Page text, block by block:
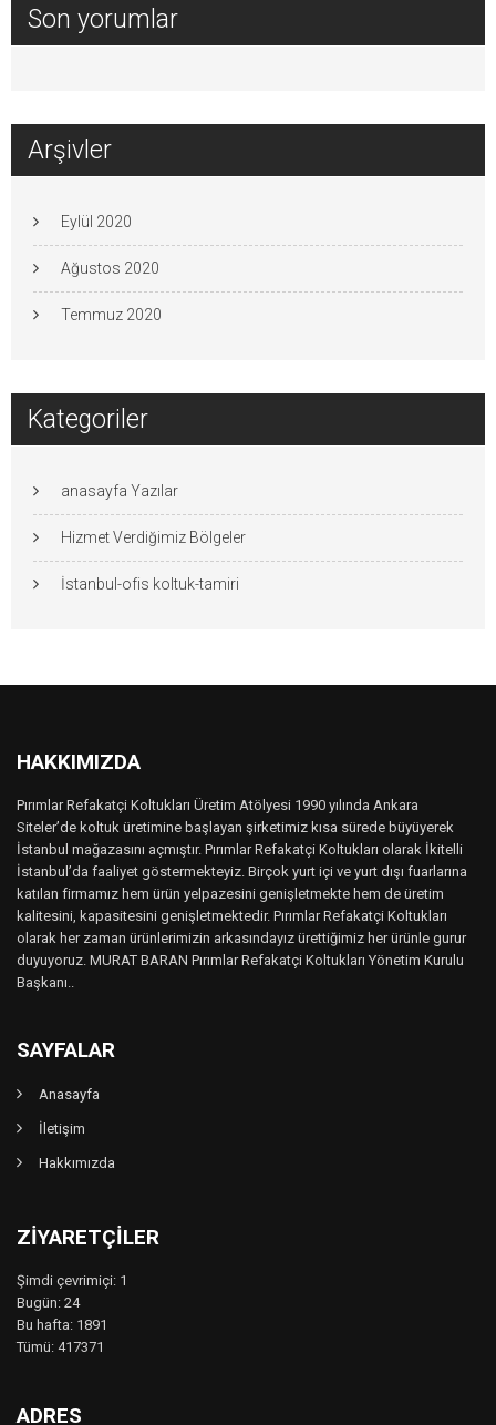
Son yorumlar
Arşivler
Eylül 2020
Ağustos 2020
Temmuz 2020
Kategoriler
anasayfa Yazılar
Hizmet Verdiğimiz Bölgeler
İstanbul-ofis koltuk-tamiri
HAKKIMIZDA
Pırımlar Refakatçi Koltukları Üretim Atölyesi 1990 yılında Ankara
Siteler’de koltuk üretimine başlayan şirketimiz kısa sürede büyüyerek
İstanbul mağazasını açmıştır. Pırımlar Refakatçi Koltukları olarak İkitelli
İstanbul’da faaliyet göstermekteyiz. Birçok yurt içi ve yurt dışı fuarlarına
katılan firmamız hem ürün yelpazesini genişletmekte hem de üretim
kalitesini, kapasitesini genişletmektedir. Pırımlar Refakatçi Koltukları
olarak her zaman ürünlerimizin arkasındayız ürettiğimiz her ürünle gurur
duyuyoruz. MURAT BARAN Pırımlar Refakatçi Koltukları Yönetim Kurulu
Başkanı..
SAYFALAR
Anasayfa
İletişim
Hakkımızda
ZIYARETÇILER
Şimdi çevrimiçi: 1
Bugün: 24
Bu hafta: 1891
Tümü: 417371
ADRES